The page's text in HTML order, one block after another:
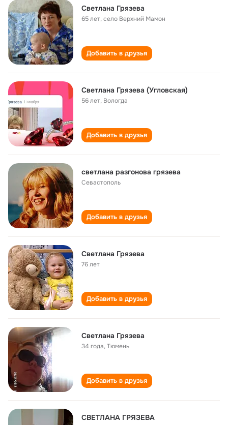
Светлана Грязева
65 лет,село Верхний Мамон
Добавить в друзья
Светлана Грязева (Угловская)
56 лет, Вологда
Добавить в друзья
светлана разгонова грязева
Севастополь
Добавить в друзья
Светлана Грязева
76 лет
Добавить в друзья
Светлана Грязева
34 года,Тюмень
Добавить в друзья
СВЕТЛАНА ГРЯЗЕВА